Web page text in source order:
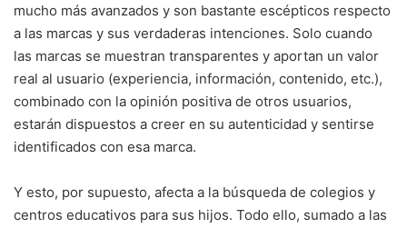
mucho más avanzados y son bastante escépticos respecto
a las marcas y sus verdaderas intenciones. Solo cuando
las marcas se muestran transparentes y aportan un valor
real al usuario (experiencia, información, contenido, etc.),
combinado con la opinión positiva de otros usuarios,
estarán dispuestos a creer en su autenticidad y sentirse
identificados con esa marca.
Y esto, por supuesto, afecta a la búsqueda de colegios y
centros educativos para sus hijos. Todo ello, sumado a las